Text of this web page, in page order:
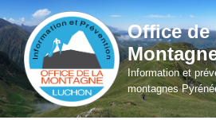
Aller
au
contenu
Office de
Information et
montagnes